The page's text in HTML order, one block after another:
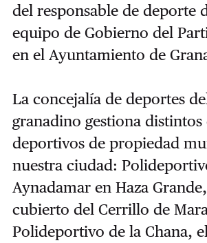
del responsable de deporte
equipo de Gobierno del
en el Ayuntamiento de
La concejalía de deportes
granadino gestiona
deportivos de propiedad
nuestra ciudad:
Aynadamar en Haza
cubierto del Cerrillo de
Polideportivo de la Chana,